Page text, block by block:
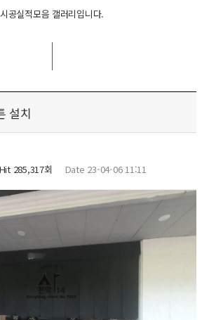
시공실적모음 갤러리입니다.
설치
Hit 285,317회 Date 23-04-06 11:11